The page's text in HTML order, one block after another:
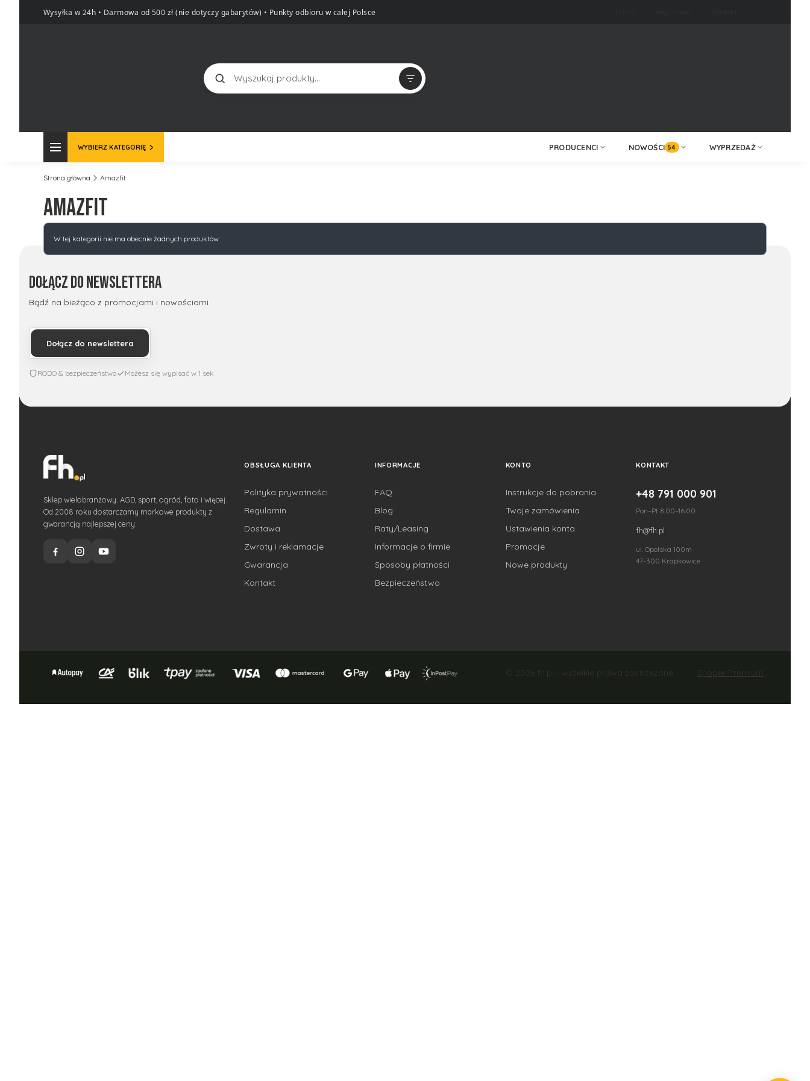
Wysyłka w 24h • Darmowa od 500 zł (nie dotyczy gabarytów) • Punkty odbioru w całej Polsce
Szukaj
WYBIERZ KATEGORIĘ PRODUCENCI NOWOŚCI 54 WYPRZEDAŻ
Strona główna Amazfit
Amazfit
Lista produktów
W tej kategorii nie ma obecnie żadnych produktów
Dołącz do newslettera
Bądź na bieżąco z promocjami i nowościami.
Dołącz do newslettera
RODO & bezpieczeństwo Możesz się wypisać w 1 sek
Sklep wielobranżowy. AGD, sport, ogród, foto i więcej.
Od 2008 roku dostarczamy markowe produkty z
gwarancją najlepszej ceny.
OBSŁUGA KLIENTA
Polityka prywatności
Regulamin
Dostawa
Zwroty i reklamacje
Gwarancja
Kontakt
INFORMACJE
FAQ
Blog
Raty/Leasing
Informacje o firmie
Sposoby płatności
Bezpieczeństwo
KONTO
Instrukcje do pobrania
Twoje zamówienia
Ustawienia konta
Promocje
Nowe produkty
KONTAKT
+48 791 000 901
Pon–Pt 8:00–16:00
fh@fh.pl
ul. Opolska 100m
47-300 Krapkowice
© 2026 fh.pl - wszelkie prawa zastrzeżone. Shoper Premium